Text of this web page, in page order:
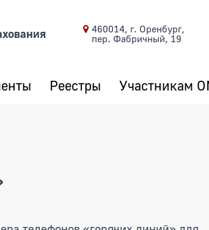
460014, г. Оренбург,
пер. Фабричный, 19
Реестры Участникам